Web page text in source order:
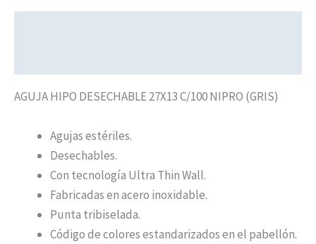
AGUJA HIPO DESECHABLE 27X13 C/100 NIPRO (GRIS)
Agujas estériles.
Desechables.
Con tecnología Ultra Thin Wall.
Fabricadas en acero inoxidable.
Punta tribiselada.
Código de colores estandarizados en el pabellón.